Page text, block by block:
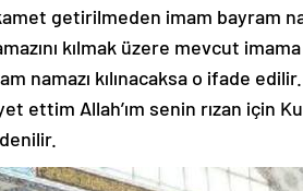
getirilmeden imam bayram
kılmak üzere mevcut
namazı kılınacaksa o ifade
ettim Allah’ım senin rızan için